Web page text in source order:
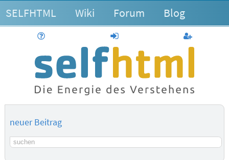
SELFHTML Wiki Forum Blog
anmelden
neuer Beitrag
Suchbegriff